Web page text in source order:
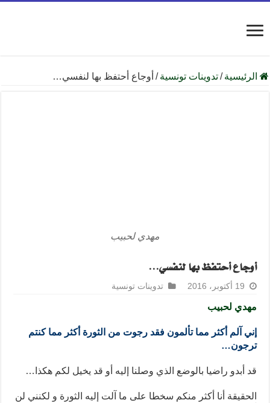
الرئيسية /تدوينات تونسية / أوجاع أحتفظ بها لنفسي…
مهدي لحبيب
أوجاع أحتفظ بها لنفسي…
19 أكتوبر، 2016 تدوينات تونسية
مهدي لحبيب
إني آلم أكثر مما تألمون فقد رجوت من الثورة أكثر مما كنتم
ترجون…
قد أبدو راضيا بالوضع الذي وصلنا إليه أو قد يخيل لكم هكذا…
الحقيقة أنا أكثر منكم سخطا على ما آلت إليه الثورة و لكنني لن